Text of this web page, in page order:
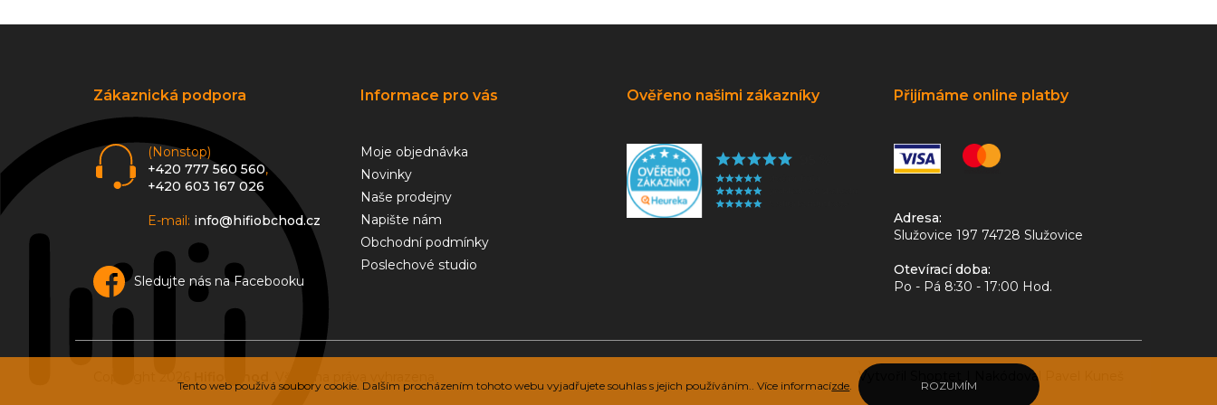
Tento web používá soubory cookie. Dalším procházením tohoto webu vyjadřujete souhlas s jejich používáním.. Více informacízde ROZUMÍM
Zákaznická podpora
(Nonstop)
+420 777 560 560,
+420 603 167 026
E-mail: info@hifiobchod.cz
Sledujte nás na Facebooku
Informace pro vás
Moje objednávka
Novinky
Naše prodejny
Napište nám
Obchodní podmínky
Poslechové studio
Ověřeno našimi zákazníky Přijímáme online platby
Adresa:
Služovice 197 74728 Služovice
Otevírací doba:
Po - Pá 8:30 - 17:00 Hod.
Vytvořil Shoptet Nakódoval Pavel Kuneš